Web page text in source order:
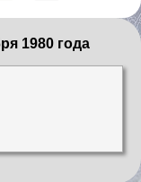
1980 года